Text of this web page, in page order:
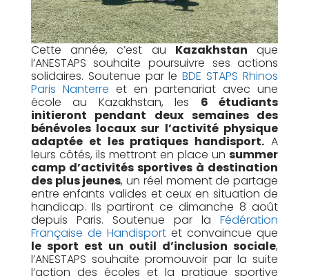
Cette année, c’est au Kazakhstan que
l’ANESTAPS souhaite poursuivre ses actions
solidaires. Soutenue par leBDE STAPS Rhinos
Paris Nanterre et en partenariat avec une
école au Kazakhstan, les 6 étudiants
initieront pendant deux semaines des
bénévoles locaux sur l’activité physique
adaptée et les pratiques handisport. A
leurs côtés, ils mettront en place unsummer
camp d’activités sportives à destination
des plus jeunes, un réel moment de partage
entre enfants valides et ceux en situation de
handicap. Ils partiront ce dimanche 8 août
depuis Paris. Soutenue par laFédération
Française de Handisportet convaincue que
le sport est un outil d’inclusion sociale,
l’ANESTAPS souhaite promouvoir par la suite
l’action des écoles et la pratique sportive